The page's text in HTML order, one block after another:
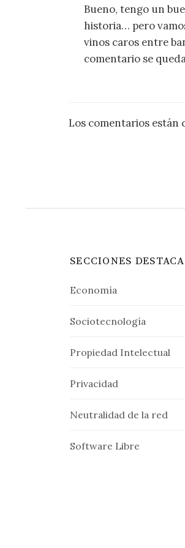
Bueno, tengo un
historia… pero
vinos caros entre
comentario se
Los comentarios están
SECCIONES
Economía
Sociotecnología
Propiedad Intelectual
Privacidad
Neutralidad de la red
Software Libre